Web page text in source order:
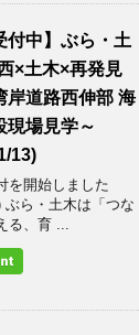
付中】ぶら・土
×土木×再発見
岸道路西伸部 海
現場見学～
13)
を開始しました
ぶら・土木は「つな
る、育 ...